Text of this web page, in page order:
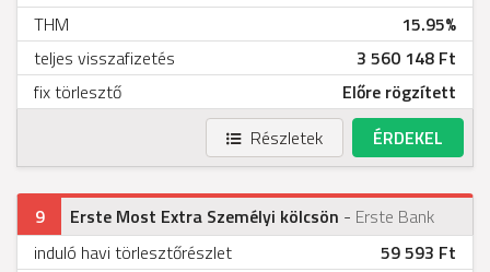
15.95%
THM
3 560 148 Ft
teljes visszafizetés
Előre rögzített
fix törlesztő
Részletek
ÉRDEKEL
9 Erste Most Extra Személyi kölcsön - Erste Bank
59 593 Ft
induló havi törlesztőrészlet